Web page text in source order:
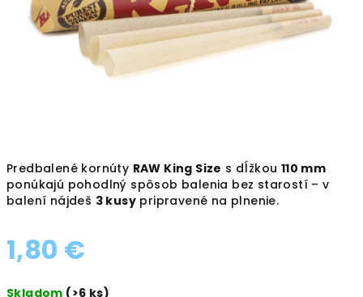
Predbalené kornúty RAW King Size s dĺžkou 110 mm
ponúkajú pohodlný spôsob balenia bez starostí – v
balení nájdeš 3 kusy pripravené na plnenie.
1,80 €
Skladom (>6 ks)